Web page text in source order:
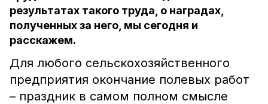
результатах такого труда, о наградах,
полученных за него, мы сегодня и
расскажем.
Для любого сельскохозяйственного
предприятия окончание полевых работ
– праздник в самом полном смысле